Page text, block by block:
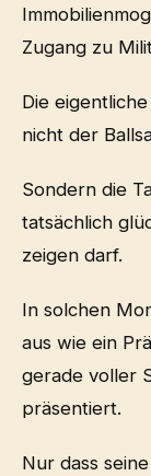
Zugang zu
Die
nicht der
Sondern die
tatsächlich
zeigen darf.
In solchen
aus wie ein
gerade voller
präsentiert.
Nur dass